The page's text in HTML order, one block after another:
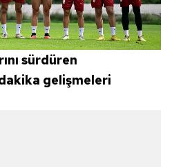
sürdüren
gelişmeleri